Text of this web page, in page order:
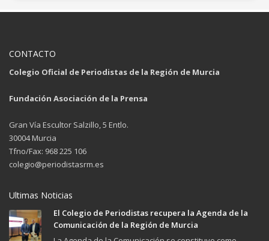
CONTACTO
Colegio Oficial de Periodistas de la Región de Murcia
Fundación Asociación de la Prensa
Gran Vía Escultor Salzillo, 5 Entlo.
30004 Murcia
Tfno/Fax: 968 225 106
colegio@periodistasrm.es
Ultimas Noticias
El Colegio de Periodistas recupera la Agenda de la
Comunicación de la Región de Murcia